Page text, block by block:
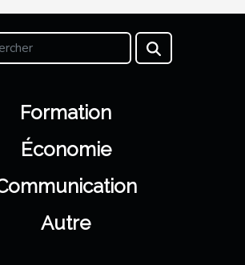
Formation
Économie
Autre